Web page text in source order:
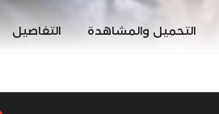
التحميل والمشاهدة التفاصيل